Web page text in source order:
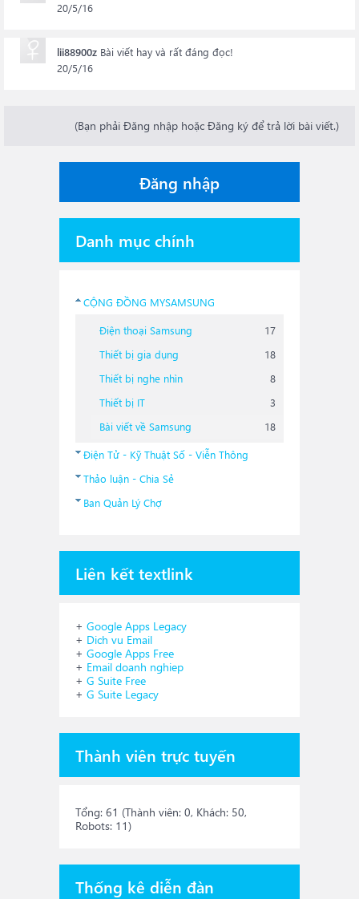
20/5/16
lii88900z Bài viết hay và rất đáng đọc!
20/5/16
(Bạn phải Đăng nhập hoặc Đăng ký để trả lời bài viết.)
Đăng nhập
Danh mục chính
CỘNG ĐỒNG MYSAMSUNG
Điện thoại Samsung
17
Thiết bị gia dụng
18
Thiết bị nghe nhìn
8
Thiết bị IT
3
Bài viết về Samsung
18
Điện Tử - Kỹ Thuật Số - Viễn Thông
Thảo luận - Chia Sẻ
Ban Quản Lý Chợ
Liên kết textlink
+ Google Apps Legacy
+ Dich vu Email
+ Google Apps Free
+ Email doanh nghiep
+ G Suite Free
+ G Suite Legacy
Thành viên trực tuyến
Tổng: 61 (Thành viên: 0, Khách: 50,
Robots: 11)
Thống kê diễn đàn